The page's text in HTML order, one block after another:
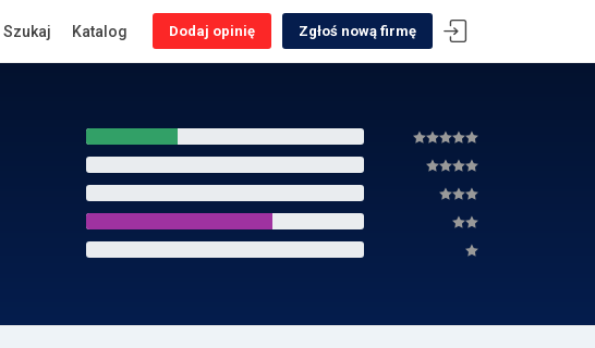
Dodaj opinię Zgłoś nową firmę
Szukaj Katalog